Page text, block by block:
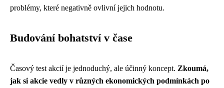
problémy, které negativně ovlivní jejich hodnotu.
Budování bohatství v čase
Časový test akcií je jednoduchý, ale účinný koncept. Zkoumá,
jak si akcie vedly v různých ekonomických podmínkách po